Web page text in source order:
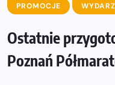
PROMOCJE
Ostatnie
Poznań